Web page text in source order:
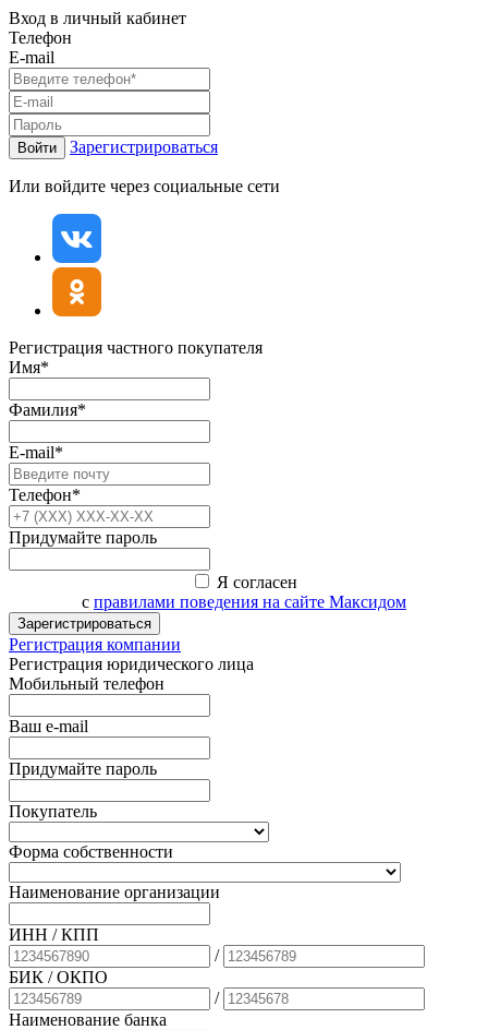
Вход в личный кабинет
Телефон
E-mail
Войти Зарегистрироваться
Или войдите через социальные сети
Регистрация частного покупателя
Имя*
Фамилия*
E-mail*
Телефон*
Придумайте пароль
Я согласен
с правилами поведения на сайте Максидом
Зарегистрироваться
Регистрация компании
Регистрация юридического лица
Мобильный телефон
Ваш e-mail
Придумайте пароль
Покупатель
Форма собственности
Наименование организации
ИНН / КПП
/
БИК / ОКПО
/
Наименование банка